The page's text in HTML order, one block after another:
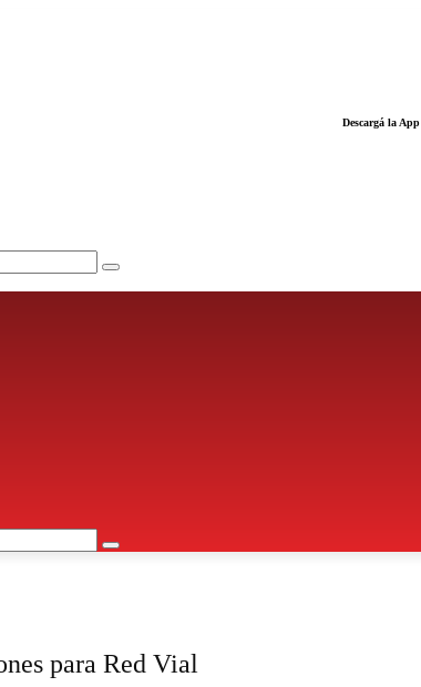
Descargá la App
para Red Vial